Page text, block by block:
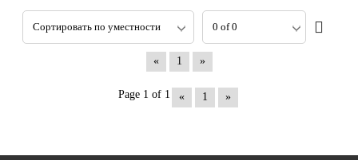
« 1 »
Page 1 of 1 « 1 »